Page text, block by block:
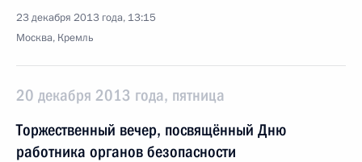
23 декабря 2013 года, 13:15
Москва, Кремль
20 декабря 2013 года, пятница
Торжественный вечер, посвящённый Дню
работника органов безопасности